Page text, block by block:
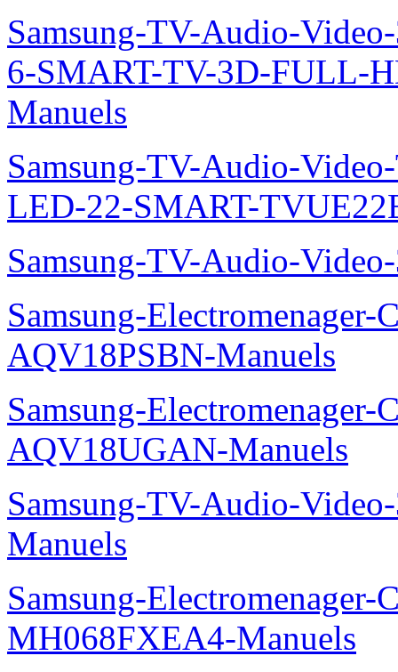
Samsung-TV-Audio-
6-SMART-TV-3D-FULL-
Manuels
Samsung-TV-Audio-
LED-22-SMART-
Samsung-TV-Audio-
Samsung-Electromenager-
AQV18PSBN-Manuels
Samsung-Electromenager-
AQV18UGAN-Manuels
Samsung-TV-Audio-
Manuels
Samsung-Electromenager-
MH068FXEA4-Manuels